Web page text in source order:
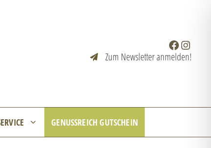
Facebook
Zum Newsletter anmelden!
GENUSSREICH GUTSCHEIN